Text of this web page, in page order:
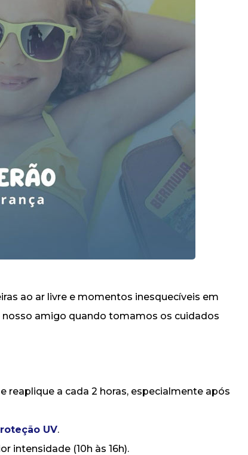
ao ar livre e momentos inesquecíveis em
amigo quando tomamos os cuidados
e reaplique a cada 2 horas, especialmente após
UV.
intensidade (10h às 16h).